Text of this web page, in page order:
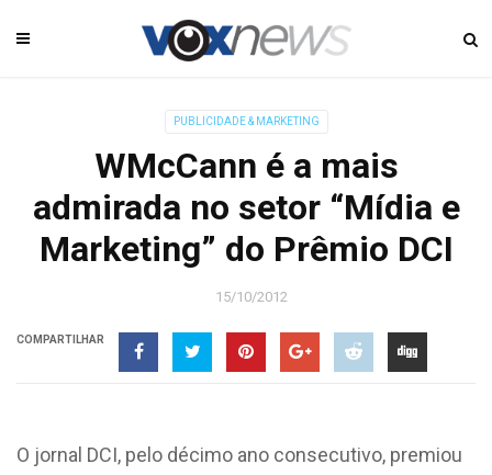
PUBLICIDADE & MARKETING
WMcCann é a mais
admirada no setor “Mídia e
Marketing” do Prêmio DCI
15/10/2012
COMPARTILHAR
O jornal DCI, pelo décimo ano consecutivo, premiou